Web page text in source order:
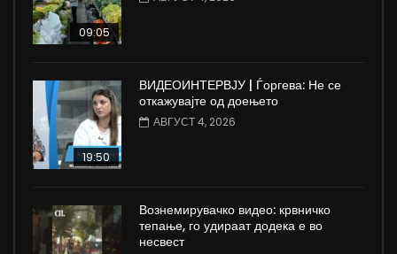
09:05
19:50
ВИДЕОИНТЕРВЈУ | Ѓоргева: Не се
откажувајте од доењето
АВГУСТ 4, 2026
Вознемирувачко видео: крвничко
тепање, го удираат додека е во
несвест